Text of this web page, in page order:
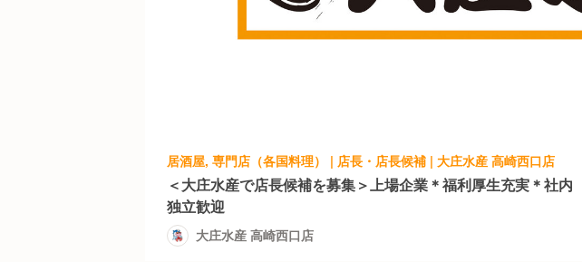
居酒屋, 専門店（各国料理） | 店長・店長候補 | 大庄水産 高崎西口店
＜大庄水産で店長候補を募集＞上場企業＊福利厚生充実＊社内
独立歓迎
大庄水産 高崎西口店